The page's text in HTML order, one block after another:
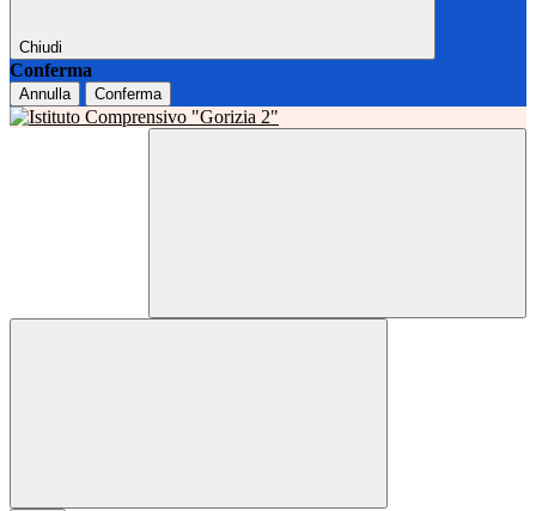
Chiudi
Conferma
Annulla Conferma